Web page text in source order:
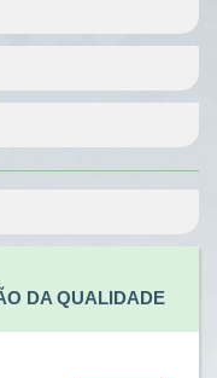
DA QUALIDADE